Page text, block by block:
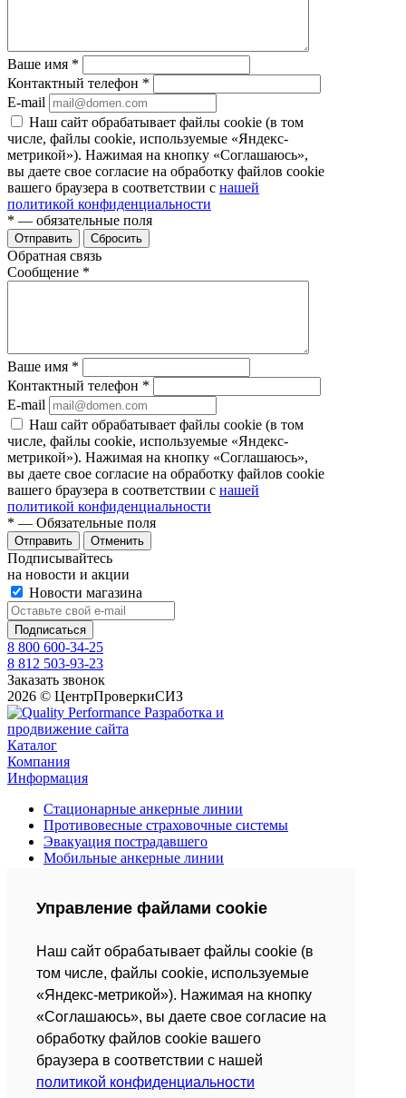
Управление файлами cookie
Наш сайт обрабатывает файлы cookie (в
том числе, файлы cookie, используемые
«Яндекс-метрикой»). Нажимая на кнопку
«Соглашаюсь», вы даете свое согласие на
обработку файлов cookie вашего
браузера в соответствии с нашей
политикой конфиденциальности
Ваше имя *
Контактный телефон *
E-mail
Наш сайт обрабатывает файлы cookie (в том
числе, файлы cookie, используемые «Яндекс-
метрикой»). Нажимая на кнопку «Соглашаюсь»,
вы даете свое согласие на обработку файлов cookie
вашего браузера в соответствии с нашей
политикой конфиденциальности
* — обязательные поля
Отправить Сбросить
Обратная связь
Сообщение *
Ваше имя *
Контактный телефон *
E-mail
Наш сайт обрабатывает файлы cookie (в том
числе, файлы cookie, используемые «Яндекс-
метрикой»). Нажимая на кнопку «Соглашаюсь»,
вы даете свое согласие на обработку файлов cookie
вашего браузера в соответствии с нашей
политикой конфиденциальности
* — Обязательные поля
Отправить Отменить
Подписывайтесь
на новости и акции
Новости магазина
8 800 600-34-25
8 812 503-93-23
Заказать звонок
2026 © ЦентрПроверкиСИЗ
Разработка и
продвижение сайта
Каталог
Компания
Информация
Стационарные анкерные линии
Противовесные страховочные системы
Эвакуация пострадавшего
Мобильные анкерные линии
Анкерные устройства
Спусковые страховочные устройства
О компании
Сотрудники
Контакты
Акции
Блог
Реализованные проекты